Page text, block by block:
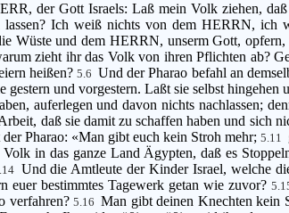
der Gott Israels: Laß mein Volk ziehen,
Ich weiß nichts von dem HERRN,
Wüste und dem HERRN, unserm Gott,
zieht ihr das Volk von ihren Pflichten ab?
heißen?5.6 Und der Pharao befahl an
und vorgestern. Laßt sie selbst hingehen
auferlegen und davon nichts nachlassen;
daß sie damit zu schaffen haben und sich
Pharao: «Man gibt euch kein Stroh mehr;5.11
Volk in das ganze Land Ägypten, daß es
Und die Amtleute der Kinder Israel, welche
euer bestimmtes Tagewerk getan wie zuvor?
verfahren?5.16 Man gibt deinen Knechten kein